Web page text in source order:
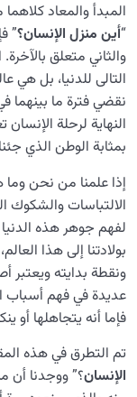
المبدأ والمعاد
“أين منزل الإنسان؟”
والثاني متعلق
التالی للدنيا، بل هي
نقضي فترة ما بينهما
النهاية لرحلة
بمثابة الوطن الذي
إذا علمنا من نحن
الالتباسات والشكوك
لفهم جوهر هذه
بولادتنا إلى هذا
ونقطة بدايته ويعتبر
عديدة في فهم أسباب
فإما أنه يتجاهلها أو
تم التطرق في هذه
الإنسان؟” ووجدنا أن